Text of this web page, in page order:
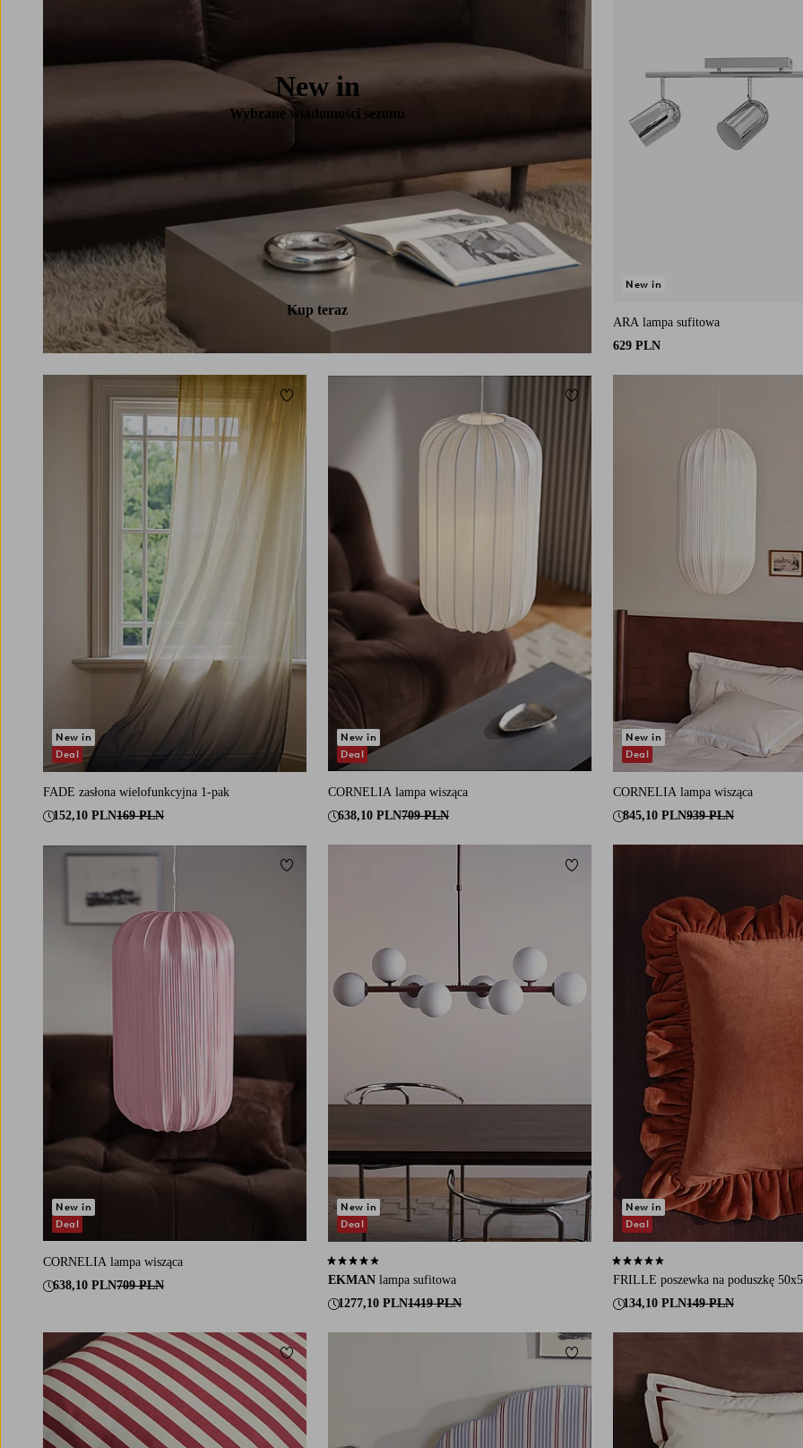
New in
Wybrane wiadomości sezonu
Kup teraz
ARA lampa sufitowa
629 PLN
New in
FADE zasłona wielofunkcyjna 1-pak
152,10 PLN169 PLN
New in
Deal
Dodaj do ulubionych
CORNELIA lampa wisząca
638,10 PLN709 PLN
New in
Deal
Dodaj do ulubionych
CORNELIA lampa wisząca
845,10 PLN939 PLN
New in
Deal
CORNELIA lampa wisząca
638,10 PLN709 PLN
New in
Deal
Dodaj do ulubionych
EKMAN lampa sufitowa
1277,10 PLN1419 PLN
4,2 opierając się na 6 ocenach
New in
Deal
Dodaj do ulubionych
FRILLE poszewka na poduszkę
134,10 PLN149 PLN
4,4 opierając się na 9 ocenach
New in
Deal
Dodaj do ulubionych Dodaj do ulubionych